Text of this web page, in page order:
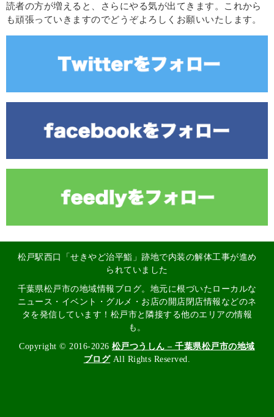
読者の方が増えると、さらにやる気が出てきます。これから
も頑張っていきますのでどうぞよろしくお願いいたします。
松戸駅西口「せきやど治平鮨」跡地で内装の解体工事が進め
られていました
千葉県松戸市の地域情報ブログ。地元に根づいたローカルな
ニュース・イベント・グルメ・お店の開店閉店情報などのネ
タを発信しています！松戸市と隣接する他のエリアの情報
も。
Copyright © 2016-2026 松戸つうしん – 千葉県松戸市の地域
ブログAll Rights Reserved.